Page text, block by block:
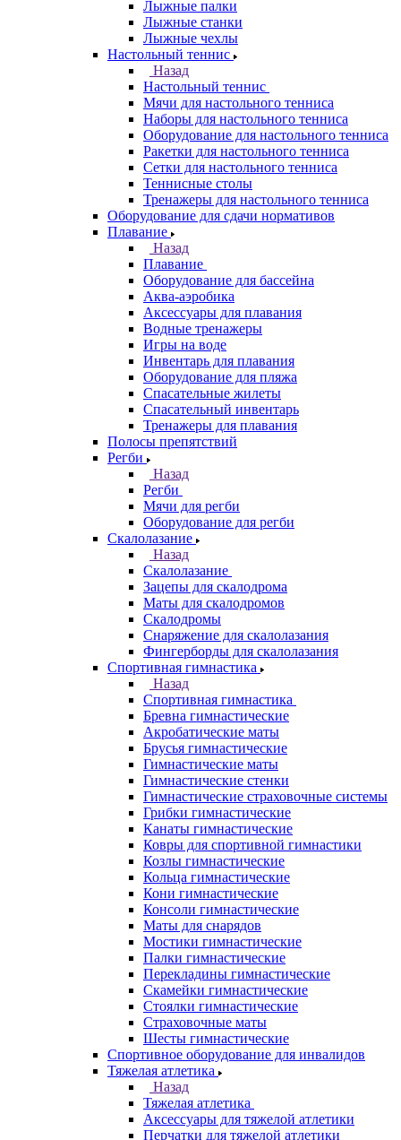
Лыжные палки
Лыжные станки
Лыжные чехлы
Настольный теннис
Назад
Настольный теннис
Мячи для настольного тенниса
Наборы для настольного тенниса
Оборудование для настольного тенниса
Ракетки для настольного тенниса
Сетки для настольного тенниса
Теннисные столы
Тренажеры для настольного тенниса
Оборудование для сдачи нормативов
Плавание
Назад
Плавание
Оборудование для бассейна
Аква-аэробика
Аксессуары для плавания
Водные тренажеры
Игры на воде
Инвентарь для плавания
Оборудование для пляжа
Спасательные жилеты
Спасательный инвентарь
Тренажеры для плавания
Полосы препятствий
Регби
Назад
Регби
Мячи для регби
Оборудование для регби
Скалолазание
Назад
Скалолазание
Зацепы для скалодрома
Маты для скалодромов
Скалодромы
Снаряжение для скалолазания
Фингерборды для скалолазания
Спортивная гимнастика
Назад
Спортивная гимнастика
Бревна гимнастические
Акробатические маты
Брусья гимнастические
Гимнастические маты
Гимнастические стенки
Гимнастические страховочные системы
Грибки гимнастические
Канаты гимнастические
Ковры для спортивной гимнастики
Козлы гимнастические
Кольца гимнастические
Кони гимнастические
Консоли гимнастические
Маты для снарядов
Мостики гимнастические
Палки гимнастические
Перекладины гимнастические
Скамейки гимнастические
Стоялки гимнастические
Страховочные маты
Шесты гимнастические
Спортивное оборудование для инвалидов
Тяжелая атлетика
Назад
Тяжелая атлетика
Аксессуары для тяжелой атлетики
Перчатки для тяжелой атлетики